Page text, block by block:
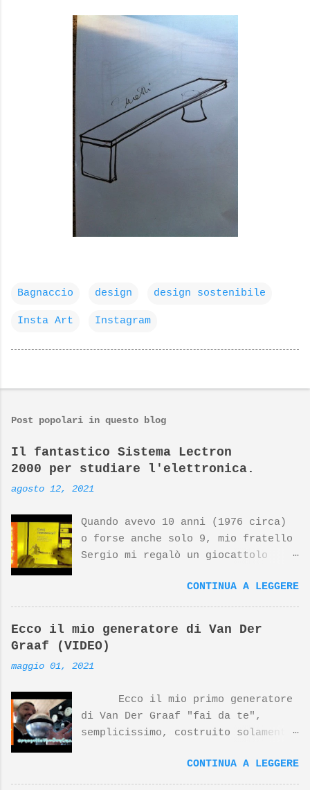
Bagnaccio design design sostenibile
Insta Art Instagram
Post popolari in questo blog
Il fantastico Sistema Lectron
2000 per studiare l'elettronica.
agosto 12, 2021
Quando avevo 10 anni (1976 circa)
o forse anche solo 9, mio fratello
Sergio mi regalò un giocattolo
sistema per studiare l'elettronica
giocando. Nato dalla mente
geniale di Georghe Gregor e dal
design di Dieter Rams (top
designer della Braun) questo
prodotto si è meritato negli anni
prodotto Lectron 2000, insieme ad
altri prodotti Braun disegnati da
Dieter Rams, sono esposti al MoMa
CONTINUA A LEGGERE
Ecco il mio generatore di Van Der
Graaf (VIDEO)
maggio 01, 2021
Ecco il mio primo generatore
di Van Der Graaf "fai da te",
semplicissimo, costruito solamente
per la sfera del collettore
costruita utilizzandodue stampini
CONTINUA A LEGGERE